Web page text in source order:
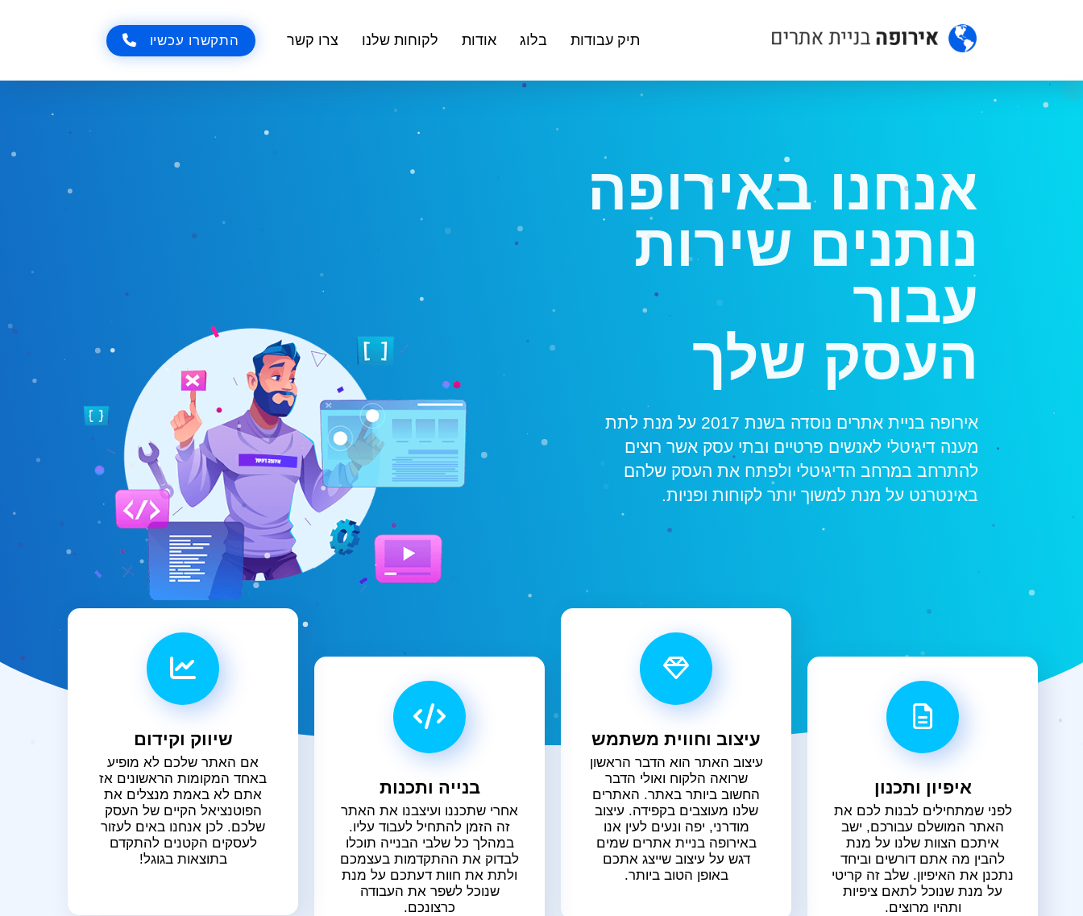
תיק עבודות בלוג אודות לקוחות שלנו צרו קשר התקשרו עכשיו
אנחנו באירופה
נותנים שירות
עבור
הה
אירופה בניית אתרים נוסדה בשנת 2017 על מנת לתת
מענה דיגיטלי לאנשים פרטיים ובתי עסק אשר רוצים
להתרחב במרחב הדיגיטלי ולפתח את העסק שלהם
באינטרנט על מנת למשוך יותר לקוחות ופניות.
איפיון ותכנון
לפני שמתחילים לבנות לכם את
האתר המושלם עבורכם, ישב
איתכם הצוות שלנו על מנת
להבין מה אתם דורשים וביחד
נתכנן את האיפיון. שלב זה קריטי
על מנת שנוכל לתאם ציפיות
ותהיו מרוצים.
עיצוב וחווית משתמש
עיצוב האתר הוא הדבר הראשון
שרואה הלקוח ואולי הדבר
החשוב ביותר באתר. האתרים
שלנו מעוצבים בקפידה. עיצוב
מודרני, יפה ונעים לעין אנו
באירופה בניית אתרים שמים
דגש על עיצוב שייצג אתכם
באופן הטוב ביותר.
בנייה ותכנות
אחרי שתכננו ועיצבנו את האתר
זה הזמן להתחיל לעבוד עליו.
במהלך כל שלבי הבנייה תוכלו
לבדוק את ההתקדמות בעצמכם
ולתת את חוות דעתכם על מנת
שנוכל לשפר את העבודה
כרצונכם.
שיווק וקידום
אם האתר שלכם לא מופיע
באחד המקומות הראשונים אז
אתם לא באמת מנצלים את
הפוטנציאל הקיים של העסק
שלכם. לכן אנחנו באים לעזור
לעסקים הקטנים להתקדם
בתוצאות בגוגל!